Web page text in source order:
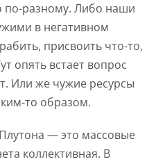
по-разному. Либо наши
в негативном
присвоить что-то,
опять встает вопрос
Или же чужие ресурсы
то образом.
— это массовые
коллективная. В